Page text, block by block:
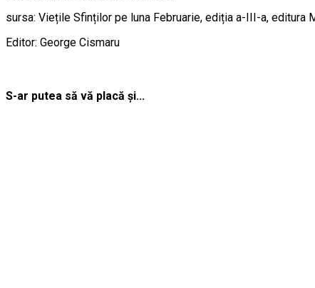
sursa: Viețile Sfinților pe luna Februarie, ediția a-III-a, editura
Editor: George Cismaru
S-ar putea să vă placă și...